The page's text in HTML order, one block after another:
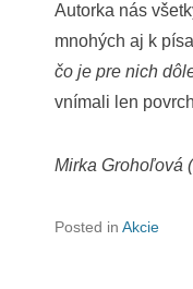
Autorka nás
mnohých aj k
čo je pre nich
vnímali len
Mirka Grohoľová
Posted in Akcie